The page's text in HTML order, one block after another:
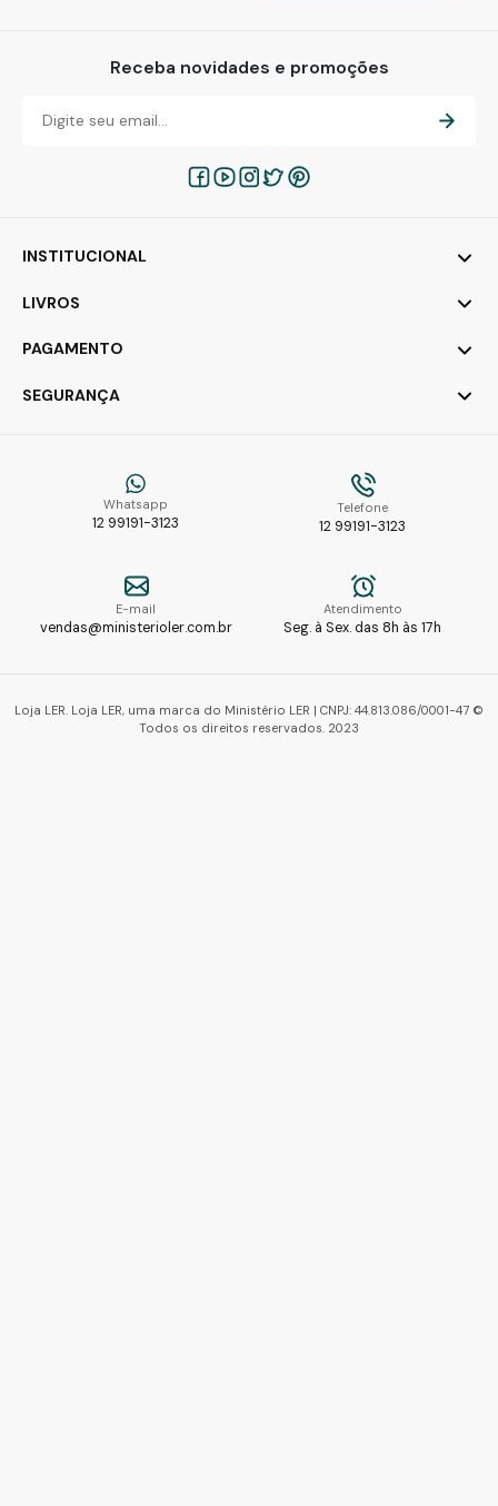
Receba novidades e promoções
Whatsapp
12 99191-3123
Telefone
12 99191-3123
E-mail
vendas@ministerioler.com.br
Atendimento
Seg. à Sex. das 8h às 17h
INSTITUCIONAL
LIVROS
PAGAMENTO
SEGURANÇA
Loja LER. Loja LER, uma marca do Ministério LER | CNPJ: 44.813.086/0001-47 ©
Todos os direitos reservados. 2023